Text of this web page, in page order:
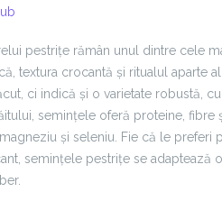
pestrițe rămân unul dintre cele
textura crocantă și ritualul aparte
ci indică și o varietate robustă,
semințele oferă proteine, fibre
și seleniu. Fie că le preferi
semințele pestrițe se